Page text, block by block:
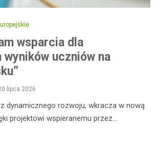
wsparcia dla
wyników uczniów na
lipca 2026
dynamicznego rozwoju, wkracza w nową
projektowi wspieranemu przez…